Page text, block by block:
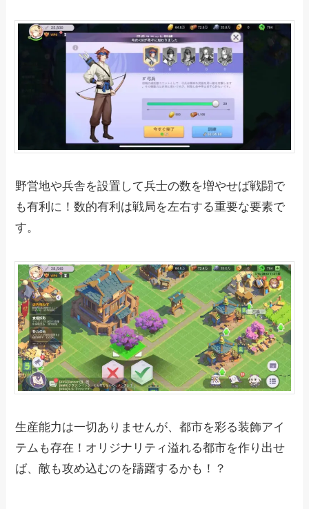
野営地や兵舎を設置して兵士の数を増やせば戦闘で
も有利に！数的有利は戦局を左右する重要な要素で
す。
生産能力は一切ありませんが、都市を彩る装飾アイ
テムも存在！オリジナリティ溢れる都市を作り出せ
ば、敵も攻め込むのを躊躇するかも！？